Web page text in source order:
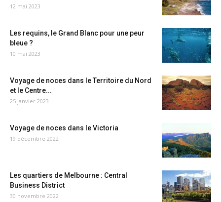
12 mai 2023
Les requins, le Grand Blanc pour une peur
bleue ?
10 mai 2023
Voyage de noces dans le Territoire du Nord
et le Centre...
25 janvier 2023
Voyage de noces dans le Victoria
19 décembre 2022
Les quartiers de Melbourne : Central
Business District
30 novembre 2022